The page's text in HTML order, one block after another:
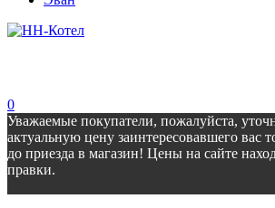
0
Уважаемые покупатели, пожалуйста,
актуальную цену заинтересовавшего вас
до приезда в магазин! Цены на сайте
правки.